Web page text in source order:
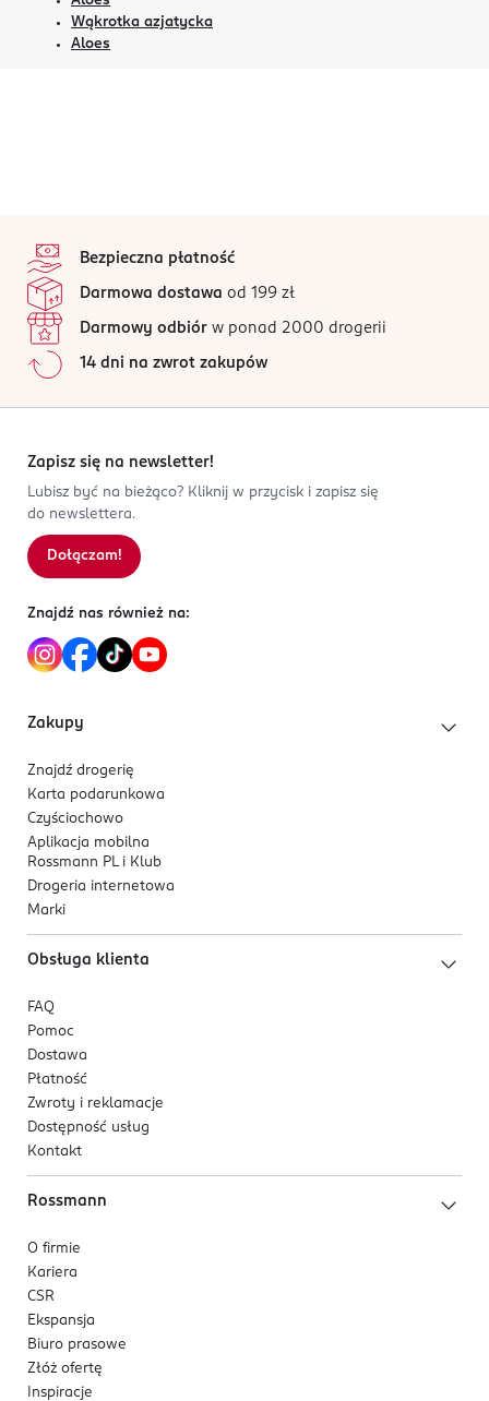
Wąkrotka azjatycka
Aloes
Bezpieczna płatność
Darmowa dostawa od 199 zł
Darmowy odbiór w ponad 2000 drogerii
14 dni na zwrot zakupów
Zapisz się na newsletter!
Lubisz być na bieżąco? Kliknij w przycisk i zapisz się
do newslettera.
Dołączam!
Znajdź nas również na:
Zakupy
Znajdź drogerię
Karta podarunkowa
Czyściochowo
Aplikacja mobilna
Rossmann PL i Klub
Drogeria internetowa
Marki
Obsługa klienta
FAQ
Pomoc
Dostawa
Płatność
Zwroty i reklamacje
Dostępność usług
Kontakt
Rossmann
O firmie
Kariera
CSR
Ekspansja
Biuro prasowe
Złóż ofertę
Inspiracje